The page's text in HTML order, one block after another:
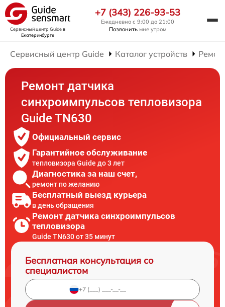
Сервисный центр Guideв
Екатеринбурге
+7 (343) 226-93-53
Ежедневно с 9:00 до 21:00
Позвонить мне утром
Сервисный центр Guide Каталог устройств
Ремонт датчика
синхроимпульсов тепловизора
Guide TN630
Официальный сервис
Гарантийное обслуживание
тепловизора Guide до 3 лет
Диагностика за наш счет,
ремонт по желанию
Бесплатный выезд курьера
в день обращения
Ремонт датчика синхроимпульсов
тепловизора
Guide TN630 от 35 минут
Бесплатная консультация со
специалистом